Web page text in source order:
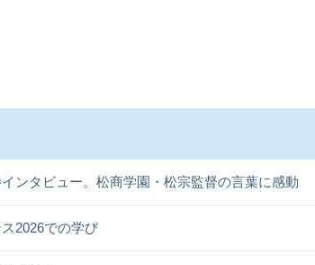
ンタビュー。松商学園・松宗監督の言葉に感動
2026での学び